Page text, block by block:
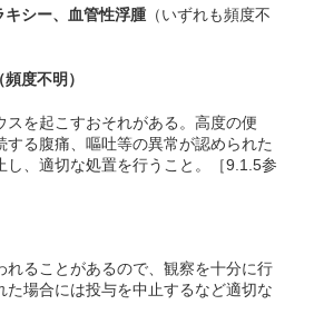
シー、血管性浮腫 （いずれも頻度不
（頻度不明）
スを起こすおそれがある。高度の便
する腹痛、嘔吐等の異常が認められた
し、適切な処置を行うこと。［9.1.5参
れることがあるので、観察を十分に行
た場合には投与を中止するなど適切な